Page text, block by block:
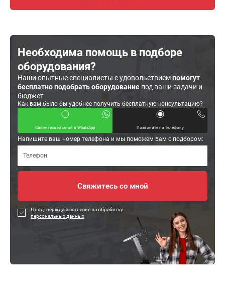
Необходима помощь в подборе
оборудования?
Наши опытные специалисты с удовольствиемпомогут
бесплатно подобрать оборудование под ваши задачи и
бюджет
Как вам было бы удобнее получить бесплатную консультацию?
Свяжитесь со мной в WhatsApp Позвоните по телефону
Напишите ваш номер телефона и мы поможем вам с подбором:
Я подтверждаю согласие на обработку
персональных данных